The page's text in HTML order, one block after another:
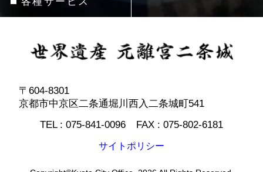
〒604-8301
京都市中京区二条通堀川西入二条城町541
TEL : 075-841-0096 FAX :075-802-6181
サイトポリシー